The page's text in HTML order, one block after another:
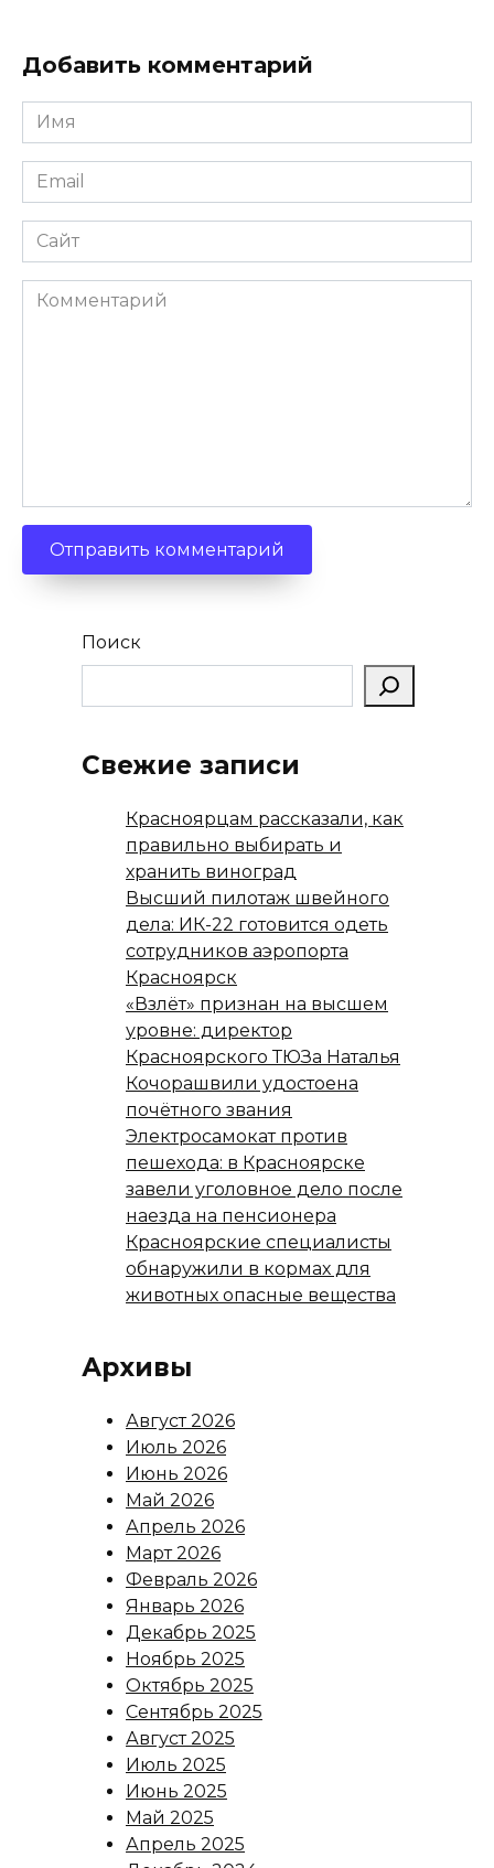
Добавить комментарий
Имя
Email
Сайт
Комментарий
Поиск
Свежие записи
Красноярцам рассказали, как
правильно выбирать и
хранить виноград
Высший пилотаж швейного
дела: ИК-22 готовится одеть
сотрудников аэропорта
Красноярск
«Взлёт» признан на высшем
уровне: директор
Красноярского ТЮЗа Наталья
Кочорашвили удостоена
почётного звания
Электросамокат против
пешехода: в Красноярске
завели уголовное дело после
наезда на пенсионера
Красноярские специалисты
обнаружили в кормах для
животных опасные вещества
Архивы
Август 2026
Июль 2026
Июнь 2026
Май 2026
Апрель 2026
Март 2026
Февраль 2026
Январь 2026
Декабрь 2025
Ноябрь 2025
Октябрь 2025
Сентябрь 2025
Август 2025
Июль 2025
Июнь 2025
Май 2025
Апрель 2025